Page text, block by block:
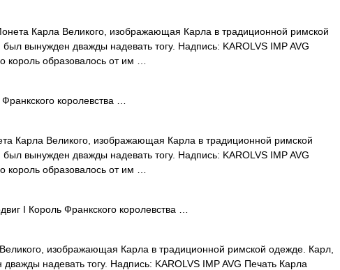
Карла Великого, изображающая Карла в традиционной римской
вынужден дважды надевать тогу. Надпись: KAROLVS IMP AVG
король образовалось от им …
королевства …
Карла Великого, изображающая Карла в традиционной римской
вынужден дважды надевать тогу. Надпись: KAROLVS IMP AVG
король образовалось от им …
I Король Франкского королевства …
изображающая Карла в традиционной римской одежде. Карл,
надевать тогу. Надпись: KAROLVS IMP AVG Печать Карла